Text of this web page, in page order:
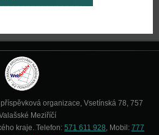
organizace, Vsetínská 78, 757
Meziříčí
kraje. Telefon: 571 611 928, Mobil: 777